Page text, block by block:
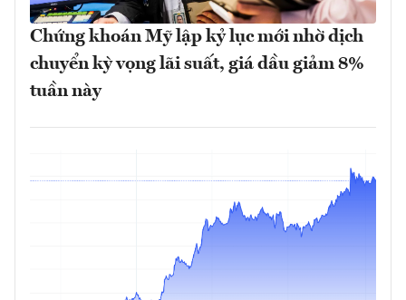
Chứng khoán Mỹ lập kỷ lục mới nhờ dịch
chuyển kỳ vọng lãi suất, giá dầu giảm 8%
tuần này